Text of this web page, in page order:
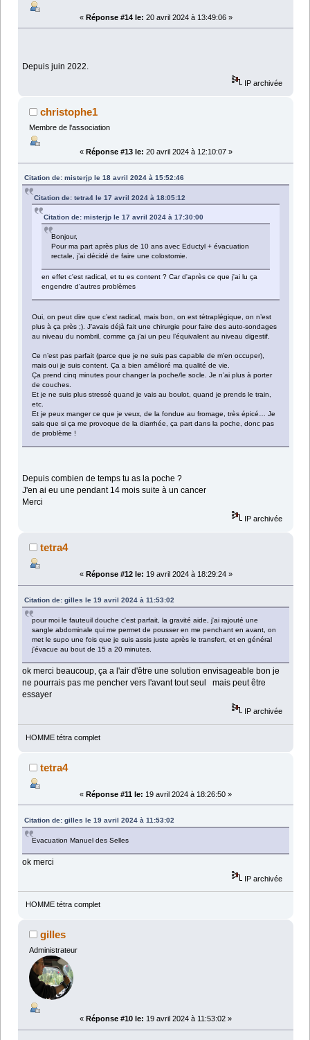
« Réponse #14 le: 20 avril 2024 à 13:49:06 »
Depuis juin 2022.
IP archivée
christophe1
Membre de l'association
« Réponse #13 le: 20 avril 2024 à 12:10:07 »
Citation de: misterjp le 18 avril 2024 à 15:52:46
Citation de: tetra4 le 17 avril 2024 à 18:05:12
Citation de: misterjp le 17 avril 2024 à 17:30:00
Bonjour,
Pour ma part après plus de 10 ans avec Eductyl + évacuation
rectale, j’ai décidé de faire une colostomie.
en effet c'est radical, et tu es content ? Car d'après ce que j'ai lu ça
engendre d'autres problèmes
Oui, on peut dire que c’est radical, mais bon, on est tétraplégique, on n’est
plus à ça près ;). J’avais déjà fait une chirurgie pour faire des auto-sondages
au niveau du nombril, comme ça j’ai un peu l’équivalent au niveau digestif.
Ce n’est pas parfait (parce que je ne suis pas capable de m’en occuper),
mais oui je suis content. Ça a bien amélioré ma qualité de vie.
Ça prend cinq minutes pour changer la poche/le socle. Je n’ai plus à porter
de couches.
Et je ne suis plus stressé quand je vais au boulot, quand je prends le train,
etc.
Et je peux manger ce que je veux, de la fondue au fromage, très épicé… Je
sais que si ça me provoque de la diarrhée, ça part dans la poche, donc pas
de problème !
Depuis combien de temps tu as la poche ?
J'en ai eu une pendant 14 mois suite à un cancer
Merci
IP archivée
tetra4
« Réponse #12 le: 19 avril 2024 à 18:29:24 »
Citation de: gilles le 19 avril 2024 à 11:53:02
pour moi le fauteuil douche c'est parfait, la gravité aide, j'ai rajouté une
sangle abdominale qui me permet de pousser en me penchant en avant, on
met le supo une fois que je suis assis juste après le transfert, et en général
j'évacue au bout de 15 a 20 minutes.
ok merci beaucoup, ça a l'air d'être une solution envisageable bon je
ne pourrais pas me pencher vers l'avant tout seul mais peut être
essayer
IP archivée
HOMME tétra complet
tetra4
« Réponse #11 le: 19 avril 2024 à 18:26:50 »
Citation de: gilles le 19 avril 2024 à 11:53:02
Evacuation Manuel des Selles
ok merci
IP archivée
HOMME tétra complet
gilles
Administrateur
« Réponse #10 le: 19 avril 2024 à 11:53:02 »